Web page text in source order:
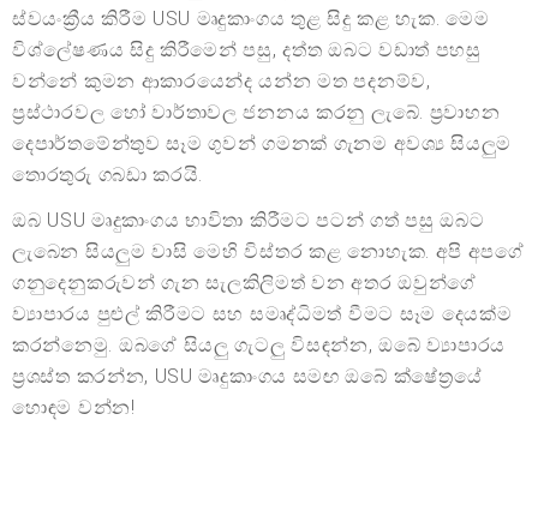
ස්වයංක්‍රීය කිරීම USU මෘදුකාංගය තුළ සිදු කළ හැක. මෙම
විශ්ලේෂණය සිදු කිරීමෙන් පසු, දත්ත ඔබට වඩාත් පහසු
වන්නේ කුමන ආකාරයෙන්ද යන්න මත පදනම්ව,
ප්‍රස්ථාරවල හෝ වාර්තාවල ජනනය කරනු ලැබේ. ප්‍රවාහන
දෙපාර්තමේන්තුව සෑම ගුවන් ගමනක් ගැනම අවශ්‍ය සියලුම
තොරතුරු ගබඩා කරයි.
ඔබ USU මෘදුකාංගය භාවිතා කිරීමට පටන් ගත් පසු ඔබට
ලැබෙන සියලුම වාසි මෙහි විස්තර කළ නොහැක. අපි අපගේ
ගනුදෙනුකරුවන් ගැන සැලකිලිමත් වන අතර ඔවුන්ගේ
ව්‍යාපාරය පුළුල් කිරීමට සහ සමෘද්ධිමත් වීමට සෑම දෙයක්ම
කරන්නෙමු. ඔබගේ සියලු ගැටලු විසඳන්න, ඔබේ ව්‍යාපාරය
ප්‍රශස්ත කරන්න, USU මෘදුකාංගය සමඟ ඔබේ ක්ෂේත්‍රයේ
හොඳම වන්න!